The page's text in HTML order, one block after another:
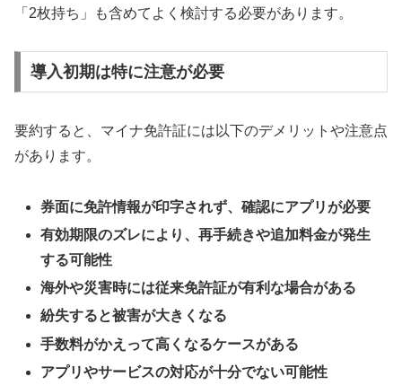
「2枚持ち」も含めてよく検討する必要があります。
導入初期は特に注意が必要
要約すると、マイナ免許証には以下のデメリットや注意点
があります。
券面に免許情報が印字されず、確認にアプリが必要
有効期限のズレにより、再手続きや追加料金が発生
する可能性
海外や災害時には従来免許証が有利な場合がある
紛失すると被害が大きくなる
手数料がかえって高くなるケースがある
アプリやサービスの対応が十分でない可能性